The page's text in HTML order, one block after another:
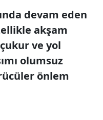
devam eden
akşam
ve yol
olumsuz
önlem